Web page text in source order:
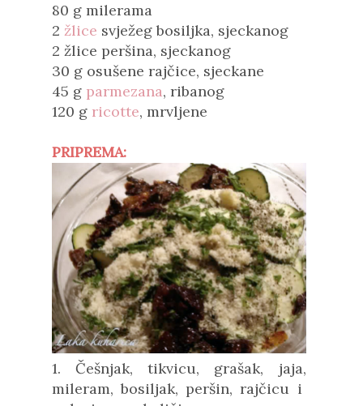
80 g milerama
2 žlice svježeg bosiljka, sjeckanog
2 žlice peršina, sjeckanog
30 g osušene rajčice, sjeckane
45 g parmezana, ribanog
120 g ricotte, mrvljene
PRIPREMA:
1. Češnjak, tikvicu, grašak, jaja,
mileram, bosiljak, peršin, rajčicu i